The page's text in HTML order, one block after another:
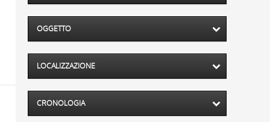
OGGETTO
LOCALIZZAZIONE
CRONOLOGIA